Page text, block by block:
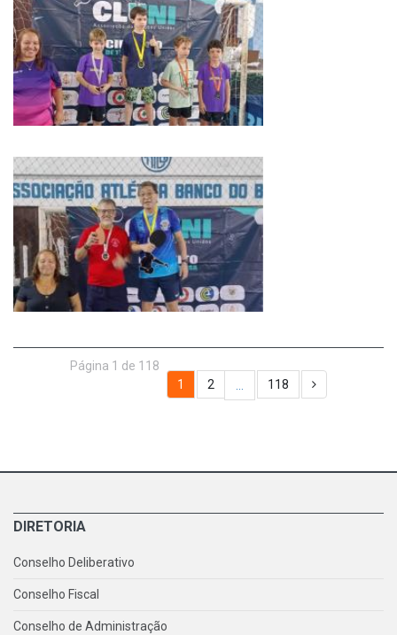
Página 1 de 118
1
2 … 118
DIRETORIA
Conselho Deliberativo
Conselho Fiscal
Conselho de Administração